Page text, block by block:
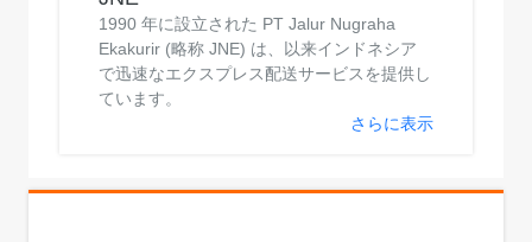
1990 年に設立された PT Jalur Nugraha
Ekakurir (略称 JNE) は、以来インドネシア
で迅速なエクスプレス配送サービスを提供し
ています。
さらに表示